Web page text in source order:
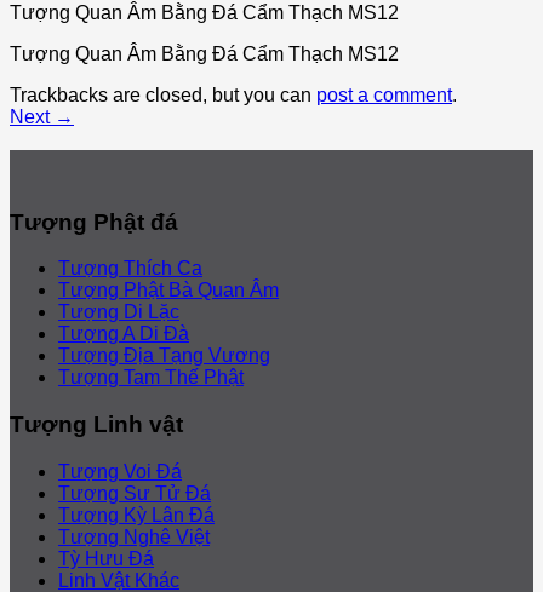
Tượng Quan Âm Bằng Đá Cẩm Thạch MS12
Tượng Quan Âm Bằng Đá Cẩm Thạch MS12
Trackbacks are closed, but you can post a comment.
Next →
Tượng Phật đá
Tượng Thích Ca
Tượng Phật Bà Quan Âm
Tượng Di Lặc
Tượng A Di Đà
Tượng Địa Tạng Vương
Tượng Tam Thế Phật
Tượng Linh vật
Tượng Voi Đá
Tượng Sư Tử Đá
Tượng Kỳ Lân Đá
Tượng Nghê Việt
Tỳ Hưu Đá
Linh Vật Khác